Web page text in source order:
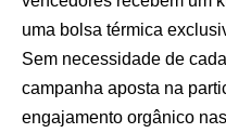
uma bolsa térmica
Sem necessidade de
campanha aposta na
engajamento orgânico